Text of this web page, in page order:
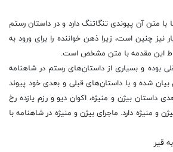
متن آن پیوندی تنگاتنگ دارد و در داستان رستم
چنین است، زیرا ذهن خواننده را برای ورود به
این مقدمه با متن مشخص است.
بوده و بسیاری از داستان‌های رستم در شاهنامه
شده و با داستان‌های قبلی و بعدی خود پیوند
داستان بیژن و منیژه، اكوان دیو و رزم یازده رخ
و منیژه دارد. ماجرای بیژن و منیژه در شاهنامه با
قیر